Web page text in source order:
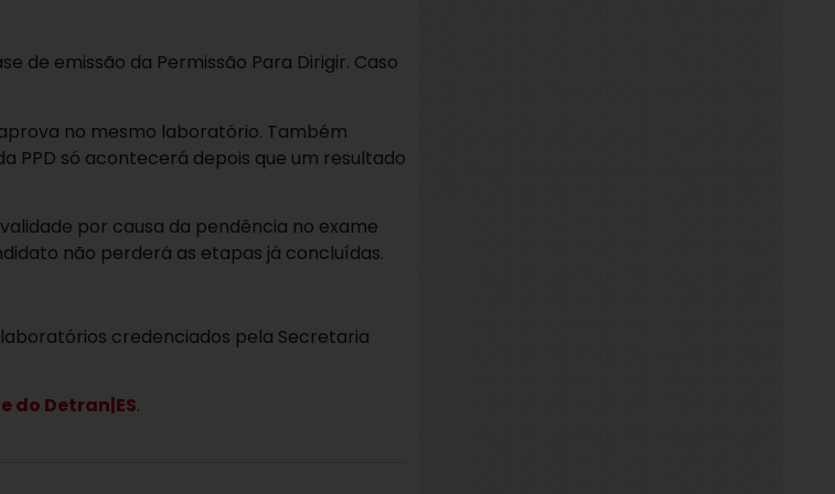
de emissão da Permissão Para Dirigir. Caso
no mesmo laboratório. Também
PPD só acontecerá depois que um resultado
por causa da pendência no exame
não perderá as etapas já concluídas.
credenciados pela Secretaria
do Detran|ES.